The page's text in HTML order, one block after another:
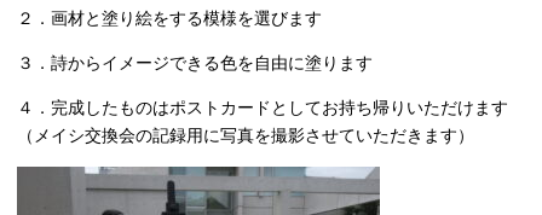
２．画材と塗り絵をする模様を選びます
３．詩からイメージできる色を自由に塗ります
４．完成したものはポストカードとしてお持ち帰りいただけます
（メイシ交換会の記録用に写真を撮影させていただきます）